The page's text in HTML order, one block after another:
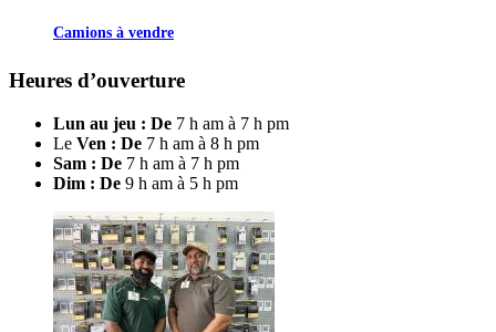
Camions à vendre
Heures d’ouverture
Lun au jeu : De 7 h am à 7 h pm
Le Ven : De 7 h am à 8 h pm
Sam : De 7 h am à 7 h pm
Dim : De 9 h am à 5 h pm